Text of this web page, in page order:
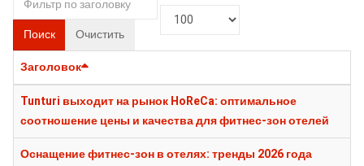
Поиск Очистить
Заголовок
Tunturi выходит на рынок HoReCa: оптимальное
соотношение цены и качества для фитнес-зон отелей
Оснащение фитнес-зон в отелях: тренды 2026 года